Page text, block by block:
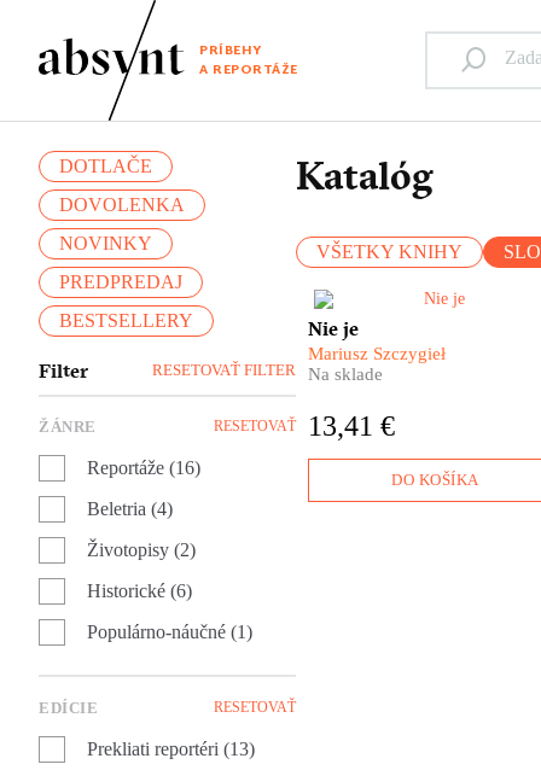
PRÍBEHY
A REPORTÁŽE
DOTLAČE
DOVOLENKA
NOVINKY
PREDPREDAJ
BESTSELLERY
Filter RESETOVAŤ FILTER
ŽÁNRE RESETOVAŤ
Reportáže (16)
Beletria (4)
Životopisy (2)
Historické (6)
Populárno-náučné (1)
EDÍCIE RESETOVAŤ
Prekliati reportéri (13)
Katalóg
VŠETKY KNIHY
V tejto knihe je
to, čo NIE JE! Najnovšia kniha
obľúbeného poľského
reportáží o prázdnych miestach
Nie je
Mariusz Szczygieł
Na sklade
13,41 €
DO KOŠÍKA